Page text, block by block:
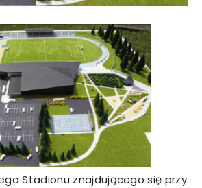
Stadionu znajdującego się przy